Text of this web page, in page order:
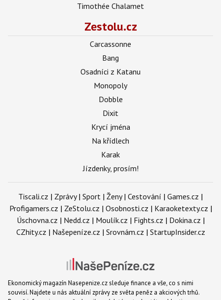
Timothée Chalamet
Zestolu.cz
Carcassonne
Bang
Osadníci z Katanu
Monopoly
Dobble
Dixit
Krycí jména
Na křídlech
Karak
Jízdenky, prosím!
Tiscali.cz | Zprávy| Sport | Ženy| Cestování | Games.cz |
Profigamers.cz | ZeStolu.cz | Osobnosti.cz | Karaoketexty.cz |
Úschovna.cz | Nedd.cz | Moulík.cz | Fights.cz | Dokina.cz |
CZhity.cz | Našepeníze.cz | Srovnám.cz | StartupInsider.cz
Ekonomický magazín Nasepenize.cz sleduje finance a vše, co s nimi
souvisí. Najdete u nás aktuální zprávy ze světa peněz a akciových trhů.